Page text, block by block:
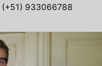
(+51) 933066788